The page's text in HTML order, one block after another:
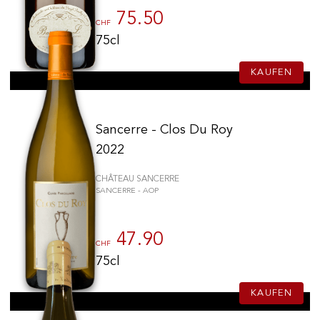
100% SOFORT LIEFERBARE PRODUKTE
VINOTHEK.CH ENTDECKEN
Produzenten
Weine
Neuigkeiten
2023(2)
2014(1)
2017
(1)
2018
(1)
2019
2024
(1)
2025
CHF 75.50
75cl
KAUFEN
Sancerre - Clos Du Roy
2022
CHÂTEAU SANCERRE
SANCERRE - AOP
CHF 47.90
75cl
KAUFEN